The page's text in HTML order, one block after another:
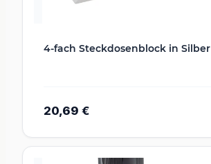
4-fach Steckdosenblock in Silber
20,69 €